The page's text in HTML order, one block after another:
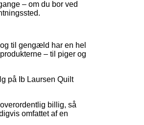
– om du bor ved
til gengæld har en hel
– til piger og
på Ib Laursen Quilt
billig, så
omfattet af en